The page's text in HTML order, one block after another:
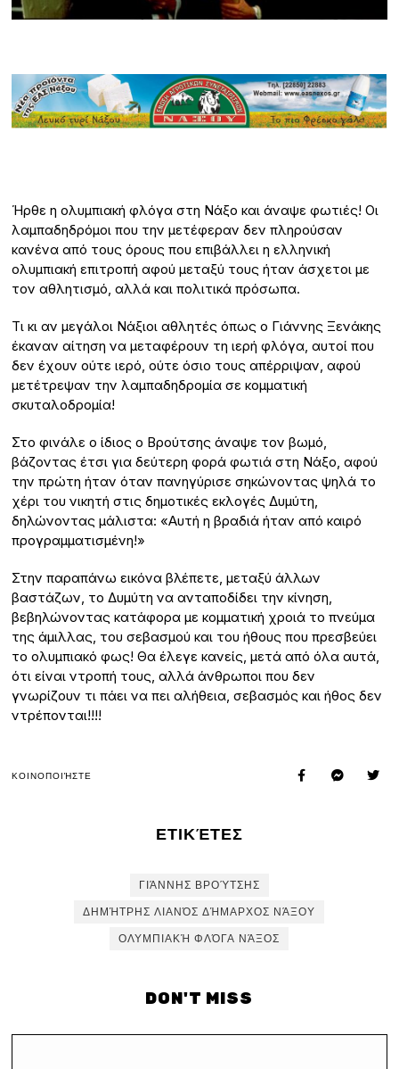
Ήρθε η ολυμπιακή φλόγα στη Νάξο και άναψε φωτιές! Οι
λαμπαδηδρόμοι που την μετέφεραν δεν πληρούσαν
κανένα από τους όρους που επιβάλλει η ελληνική
ολυμπιακή επιτροπή αφού μεταξύ τους ήταν άσχετοι με
τον αθλητισμό, αλλά και πολιτικά πρόσωπα.
Τι κι αν μεγάλοι Νάξιοι αθλητές όπως ο Γιάννης Ξενάκης
έκαναν αίτηση να μεταφέρουν τη ιερή φλόγα, αυτοί που
δεν έχουν ούτε ιερό, ούτε όσιο τους απέρριψαν, αφού
μετέτρεψαν την λαμπαδηδρομία σε κομματική
σκυταλοδρομία!
Στο φινάλε ο ίδιος ο Βρούτσης άναψε τον βωμό,
βάζοντας έτσι για δεύτερη φορά φωτιά στη Νάξο, αφού
την πρώτη ήταν όταν πανηγύρισε σηκώνοντας ψηλά το
χέρι του νικητή στις δημοτικές εκλογές Δυμύτη,
δηλώνοντας μάλιστα: «Αυτή η βραδιά ήταν από καιρό
προγραμματισμένη!»
Στην παραπάνω εικόνα βλέπετε, μεταξύ άλλων
βαστάζων, το Δυμύτη να ανταποδίδει την κίνηση,
βεβηλώνοντας κατάφορα με κομματική χροιά το πνεύμα
της άμιλλας, του σεβασμού και του ήθους που πρεσβεύει
το ολυμπιακό φως! Θα έλεγε κανείς, μετά από όλα αυτά,
ότι είναι ντροπή τους, αλλά άνθρωποι που δεν
γνωρίζουν τι πάει να πει αλήθεια, σεβασμός και ήθος δεν
ντρέπονται!!!!
ΚΟΙΝΟΠΟΙΉΣΤΕ
ΕΤΙΚΈΤΕΣ
ΓΙΆΝΝΗΣ ΒΡΟΎΤΣΗΣ
ΔΗΜΉΤΡΗΣ ΛΙΑΝΌΣ ΔΉΜΑΡΧΟΣ ΝΆΞΟΥ
ΟΛΥΜΠΙΑΚΉ ΦΛΌΓΑ ΝΆΞΟΣ
DON'T MISS